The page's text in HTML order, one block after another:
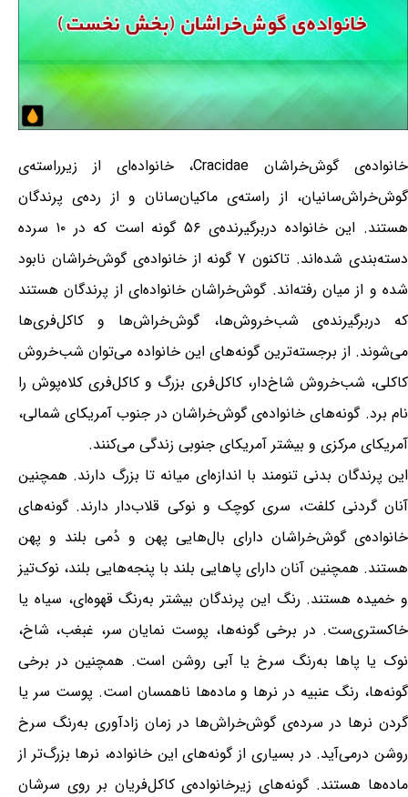
خانواده‌ی گوش‌خراشان Cracidae، خانواده‌ای از زیرراسته‌ی
گوش‌خراش‌سانیان، از راسته‌ی ماکیان‌سانان و از رده‌ی پرندگان
هستند. این خانواده دربرگیرنده‌ی ۵۶ گونه است که در ۱۰ سرده
دسته‌بندی شده‌اند. تاکنون ۷ گونه از خانواده‌ی گوش‌خراشان نابود
شده و از میان رفته‌اند. گوش‌خراشان خانواده‌ای از پرندگان هستند
که دربرگیرنده‌ی شب‌خروش‌ها، گوش‌خراش‌ها و کاکل‌فری‌ها
می‌شوند. از برجسته‌ترین گونه‌های این خانواده می‌توان شب‌خروش
کاکلی، شب‌خروش شاخ‌دار، کاکل‌فری بزرگ و کاکل‌فری کلاه‌پوش را
نام برد. گونه‌های خانواده‌ی گوش‌خراشان در جنوب آمریکای شمالی،
آمریکای مرکزی و بیشتر آمریکای جنوبی زندگی می‌کنند.
این پرندگان بدنی تنومند با اندازه‌ای میانه تا بزرگ دارند. همچنین
آنان گردنی کلفت، سری کوچک و نوکی قلاب‌دار دارند. گونه‌های
خانواده‌ی گوش‌خراشان دارای بال‌هایی پهن و دُمی بلند و پهن
هستند. همچنین آنان دارای پاهایی بلند با پنجه‌هایی بلند، نوک‌تیز
و خمیده هستند. رنگ این پرندگان بیشتر به‌رنگ قهوه‌ای، سیاه یا
خاکستری‌ست. در برخی گونه‌ها، پوست نمایان سر، غبغب، شاخ،
نوک یا پاها به‌رنگ سرخ یا آبی روشن است. همچنین در برخی
گونه‌ها، رنگ عنبیه در نرها و ماده‌ها ناهمسان است. پوست سر یا
گردن نرها در سرده‌ی گوش‌خراش‌ها در زمان زادآوری به‌رنگ سرخ
روشن درمی‌آید. در بسیاری از گونه‌های این خانواده، نرها بزرگ‌تر از
ماده‌ها هستند. گونه‌های زیرخانواده‌ی کاکل‌فریان بر روی سرشان